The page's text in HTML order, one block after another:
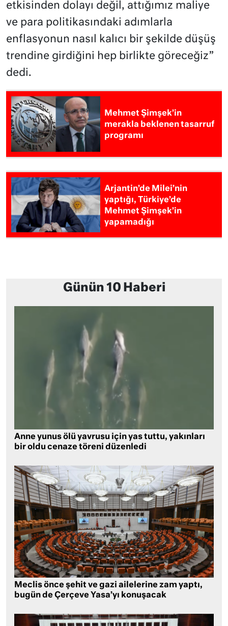
etkisinden dolayı değil, attığımız maliye
ve para politikasındaki adımlarla
enflasyonun nasıl kalıcı bir şekilde düşüş
trendine girdiğini hep birlikte göreceğiz”
dedi.
Mehmet Şimşek’in
merakla beklenen tasarruf
programı
Arjantin’de Milei’nin
yaptığı, Türkiye’de
Mehmet Şimşek’in
yapamadığı
Günün 10 Haberi
Anne yunus ölü yavrusu için yas tuttu, yakınları
bir oldu cenaze töreni düzenledi
Meclis önce şehit ve gazi ailelerine zam yaptı,
bugün de Çerçeve Yasa’yı konuşacak